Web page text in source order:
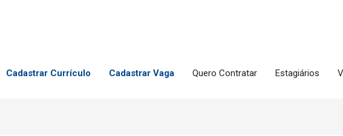
Cadastrar Currículo Cadastrar Vaga Quero Contratar Estagiários